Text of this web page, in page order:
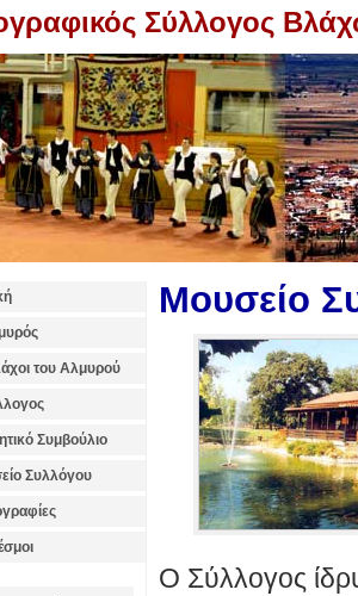
Σύλλογος
του Αλμυρού
Συμβούλιο
Συλλόγου
Μουσείο
Ο Σύλλογος